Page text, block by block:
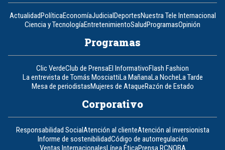
ActualidadPolíticaEconomíaJudicialDeportesNuestra Tele Internacional
Ciencia y TecnologíaEntretenimientoSaludProgramasOpinión
Programas
Clic VerdeClub de PrensaEl InformativoFlash Fashion
La entrevista de Tomás MosciattiLa MañanaLa NocheLa Tarde
Mesa de periodistasMujeres de AtaqueRazón de Estado
Corporativo
Responsabilidad SocialAtención al clienteAtención al inversionista
Informe de sostenibilidadCódigo de autorregulación
Ventas InternacionalesLínea ÉticaPrensa RCNOBA